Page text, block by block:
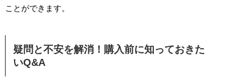
ことができます。
疑問と不安を解消！購入前に知っておきた
いQ&A